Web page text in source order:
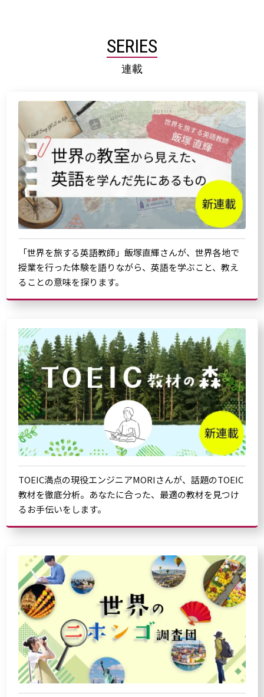
SERIES
連載
「世界を旅する英語教師」飯塚直輝さんが、世界各地で
授業を行った体験を語りながら、英語を学ぶこと、教え
ることの意味を探ります。
TOEIC満点の現役エンジニアMORIさんが、話題のTOEIC
教材を徹底分析。あなたに合った、最適の教材を見つけ
るお手伝いをします。